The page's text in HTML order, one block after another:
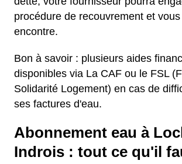
procédure de recouvrement et
encontre.
Bon à savoir : plusieurs aides
disponibles via La CAF ou le FSL
Solidarité Logement) en cas de
ses factures d'eau.
Abonnement eau à
Indrois : tout ce qu'il